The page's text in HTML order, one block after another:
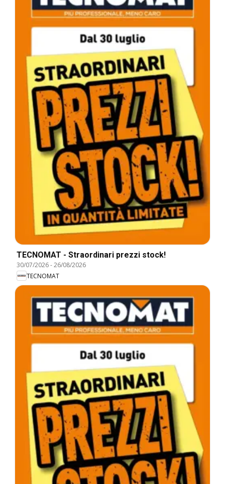
TECNOMAT - Straordinari prezzi stock!
30/07/2026-26/08/2026
TECNOMAT